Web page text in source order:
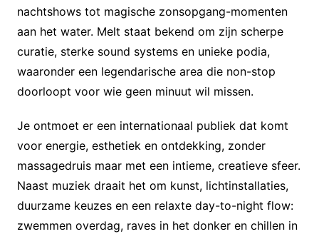
nachtshows tot magische zonsopgang-momenten
aan het water. Melt staat bekend om zijn scherpe
curatie, sterke sound systems en unieke podia,
waaronder een legendarische area die non-stop
doorloopt voor wie geen minuut wil missen.
Je ontmoet er een internationaal publiek dat komt
voor energie, esthetiek en ontdekking, zonder
massagedruis maar met een intieme, creatieve sfeer.
Naast muziek draait het om kunst, lichtinstallaties,
duurzame keuzes en een relaxte day-to-night flow:
zwemmen overdag, raves in het donker en chillen in